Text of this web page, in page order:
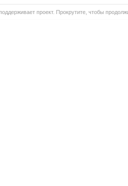
проект. Прокрутите, чтобы